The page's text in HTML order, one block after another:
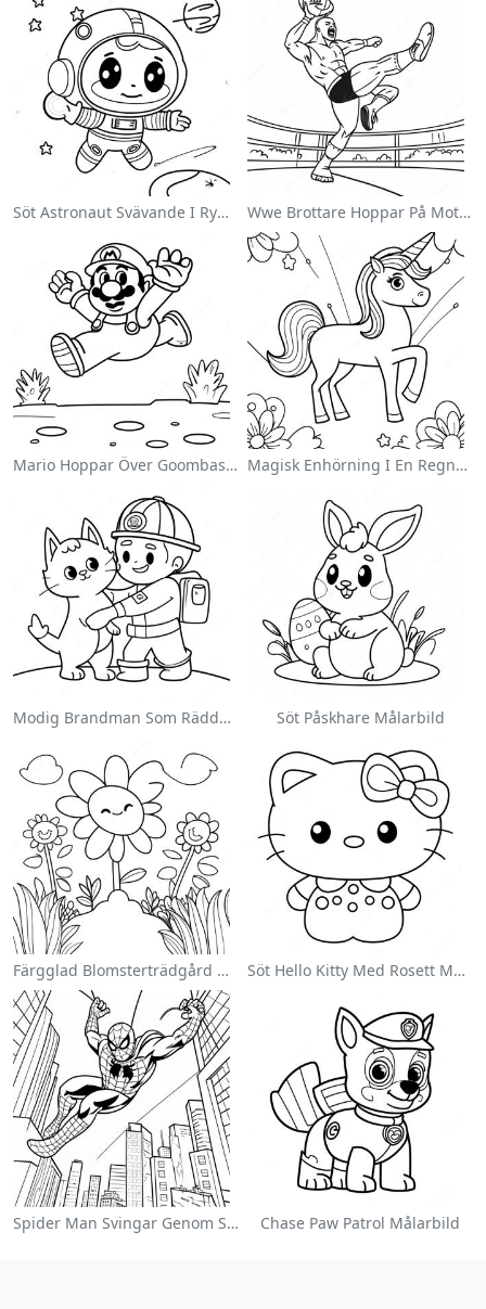
Söt Astronaut Svävande I Rymden Målarbild Wwe Brottare Hoppar På Motståndare Målarbild
Mario Hoppar Över Goombas Målarbild Magisk Enhörning I En Regnbåge Målarbild
Modig Brandman Som Räddar En Katt Målarbild Söt Påskhare Målarbild
Färgglad Blomsterträdgård Målarbild Söt Hello Kitty Med Rosett Målarbild
Spider Man Svingar Genom Staden Målarbild Chase Paw Patrol Målarbild